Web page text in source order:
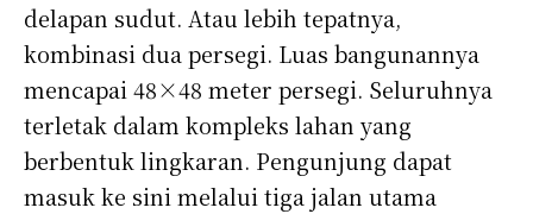
delapan sudut. Atau lebih tepatnya,
kombinasi dua persegi. Luas bangunannya
mencapai 48×48 meter persegi. Seluruhnya
terletak dalam kompleks lahan yang
berbentuk lingkaran. Pengunjung dapat
masuk ke sini melalui tiga jalan utama